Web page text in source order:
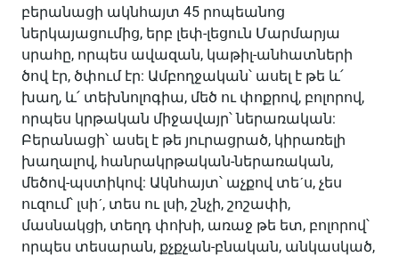
բերանացի ակնհայտ 45 րոպեանոց
ներկայացումից, երբ լեփ-լեցուն Մարմարյա
սրահը, որպես ավազան, կաթիլ-անհատների
ծով էր, ծփում էր: Ամբողջական՝ ասել է թե և՛
խաղ, և՛ տեխնոլոգիա, մեծ ու փոքրով, բոլորով,
որպես կրթական միջավայր՝ ներառական:
Բերանացի՝ ասել է թե յուրացրած, կիրառելի
խաղալով, հանրակրթական-ներառական,
մեծով-պստիկով: Ակնհայտ՝ աչքով տեˊս, չես
ուզում՝ լսիˊ, տես ու լսի, շնչի, շոշափի,
մասնակցի, տեղդ փոխի, առաջ թե ետ, բոլորով՝
որպես տեսարան, քչքչան-բնական, անկասկած,